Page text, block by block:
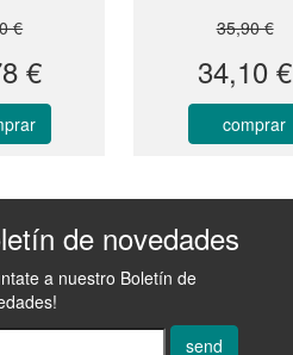
€
€
35,90 €
34,10 €
comprar
de novedades
a nuestro Boletín de
send